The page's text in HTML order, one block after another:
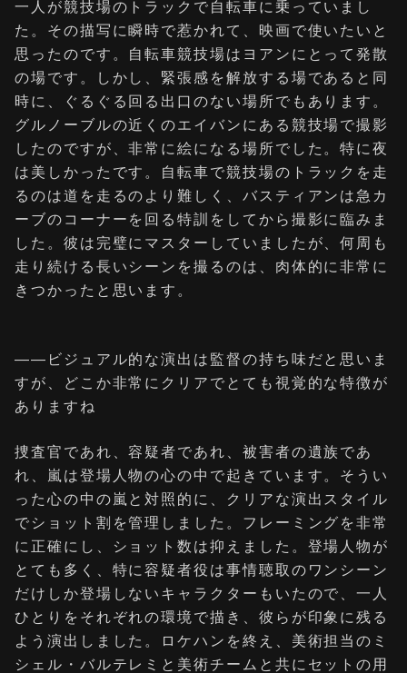
一人が競技場のトラックで自転車に乗っていまし
た。その描写に瞬時で惹かれて、映画で使いたいと
思ったのです。自転車競技場はヨアンにとって発散
の場です。しかし、緊張感を解放する場であると同
時に、ぐるぐる回る出口のない場所でもあります。
グルノーブルの近くのエイバンにある競技場で撮影
したのですが、非常に絵になる場所でした。特に夜
は美しかったです。自転車で競技場のトラックを走
るのは道を走るのより難しく、バスティアンは急カ
ーブのコーナーを回る特訓をしてから撮影に臨みま
した。彼は完璧にマスターしていましたが、何周も
走り続ける長いシーンを撮るのは、肉体的に非常に
きつかったと思います。
――ビジュアル的な演出は監督の持ち味だと思いま
すが、どこか非常にクリアでとても視覚的な特徴が
ありますね
捜査官であれ、容疑者であれ、被害者の遺族であ
れ、嵐は登場人物の心の中で起きています。そうい
った心の中の嵐と対照的に、クリアな演出スタイル
でショット割を管理しました。フレーミングを非常
に正確にし、ショット数は抑えました。登場人物が
とても多く、特に容疑者役は事情聴取のワンシーン
だけしか登場しないキャラクターもいたので、一人
ひとりをそれぞれの環境で描き、彼らが印象に残る
よう演出しました。ロケハンを終え、美術担当のミ
シェル・バルテレミと美術チームと共にセットの用